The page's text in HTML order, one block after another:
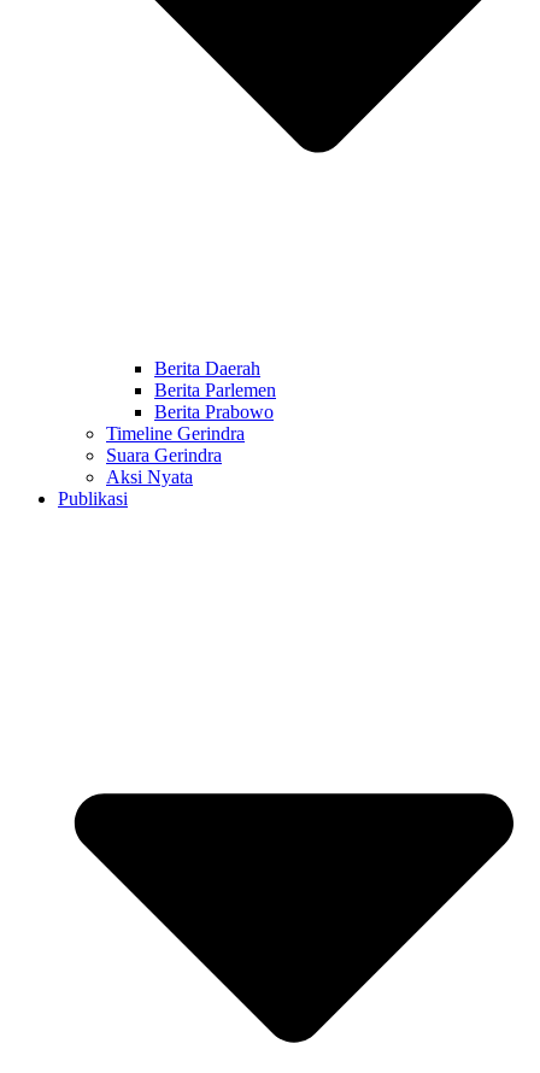
Berita Daerah
Berita Parlemen
Berita Prabowo
Timeline Gerindra
Suara Gerindra
Aksi Nyata
Publikasi